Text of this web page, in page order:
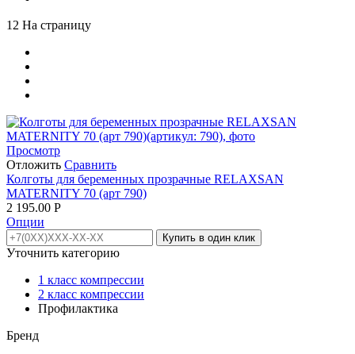
12 На страницу
Просмотр
Отложить Сравнить
Колготы для беременных прозрачные RELAXSAN
MATERNITY 70 (арт 790)
2 195.00 Р
Опции
Купить в один клик
Уточнить категорию
1 класс компрессии
2 класс компрессии
Профилактика
Бренд